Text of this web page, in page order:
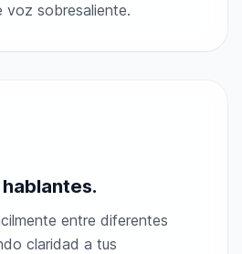
voz sobresaliente.
entre diferentes
claridad a tus